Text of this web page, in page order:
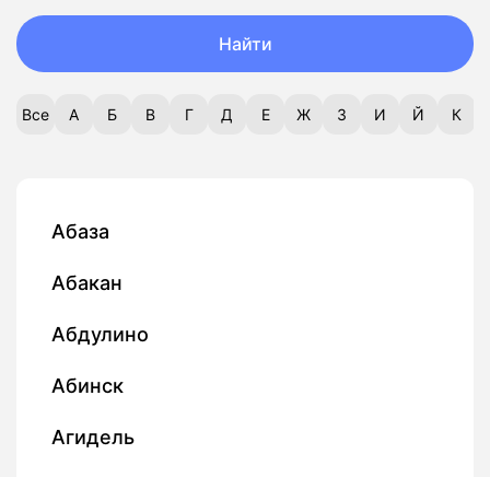
Найти
Все А Б В Г Д Е Ж З И Й К
Абаза
Абакан
Абдулино
Абинск
Агидель